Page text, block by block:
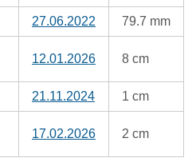
27.06.2022 79.7 mm
12.01.2026 8 cm
21.11.2024 1 cm
17.02.2026 2 cm